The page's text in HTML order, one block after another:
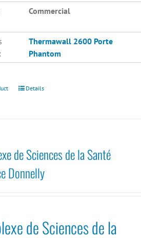
Commercial
Thermawall 2600 Porte
Phantom
Details
de Sciences de la Santé
Donnelly
de Sciences de la